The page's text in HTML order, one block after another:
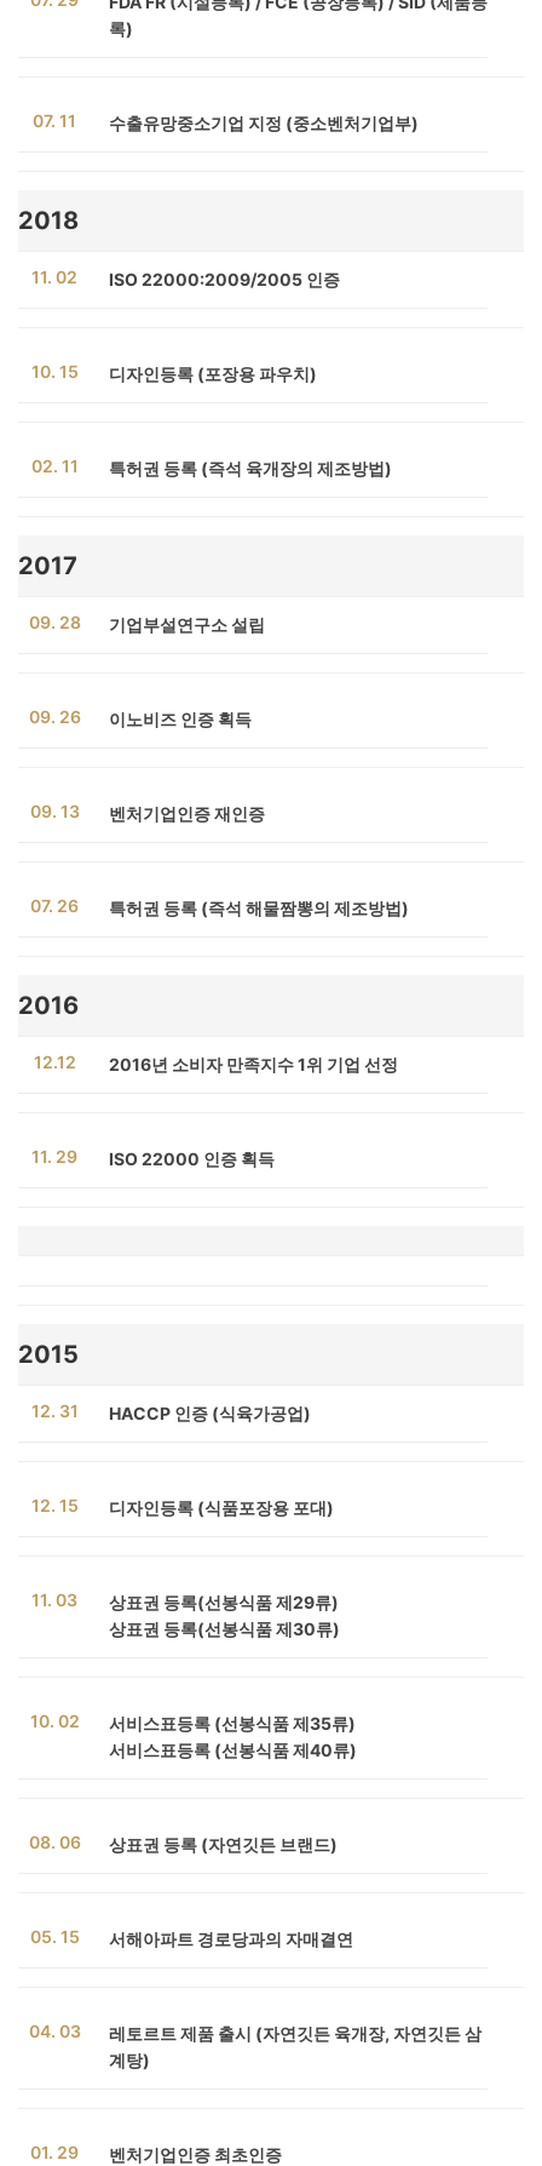
록)
07. 11 수출유망중소기업 지정 (중소벤처기업부)
2018
11. 02 ISO 22000:2009/2005 인증
10. 15 디자인등록 (포장용 파우치)
02. 11 특허권 등록 (즉석 육개장의 제조방법)
2017
09. 28 기업부설연구소 설립
09. 26 이노비즈 인증 획득
09. 13 벤처기업인증 재인증
07. 26 특허권 등록 (즉석 해물짬뽕의 제조방법)
2016
12.12 2016년 소비자 만족지수 1위 기업 선정
11. 29 ISO 22000 인증 획득
2015
12. 31 HACCP 인증 (식육가공업)
12. 15 디자인등록 (식품포장용 포대)
11. 03
상표권 등록(선봉식품 제29류)
상표권 등록(선봉식품 제30류)
10. 02
서비스표등록 (선봉식품 제35류)
서비스표등록 (선봉식품 제40류)
08. 06 상표권 등록 (자연깃든 브랜드)
05. 15 서해아파트 경로당과의 자매결연
04. 03
레토르트 제품 출시 (자연깃든 육개장, 자연깃든 삼
계탕)
01. 29 벤처기업인증 최초인증